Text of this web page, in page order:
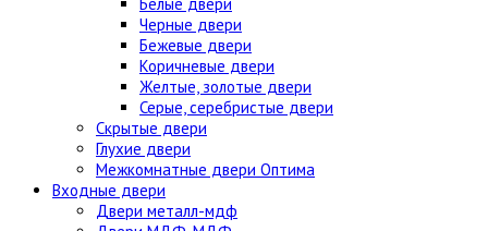
Черные двери
Бежевые двери
Коричневые двери
Желтые, золотые двери
Серые, серебристые двери
Скрытые двери
Глухие двери
Межкомнатные двери Оптима
Входные двери
Двери металл-мдф